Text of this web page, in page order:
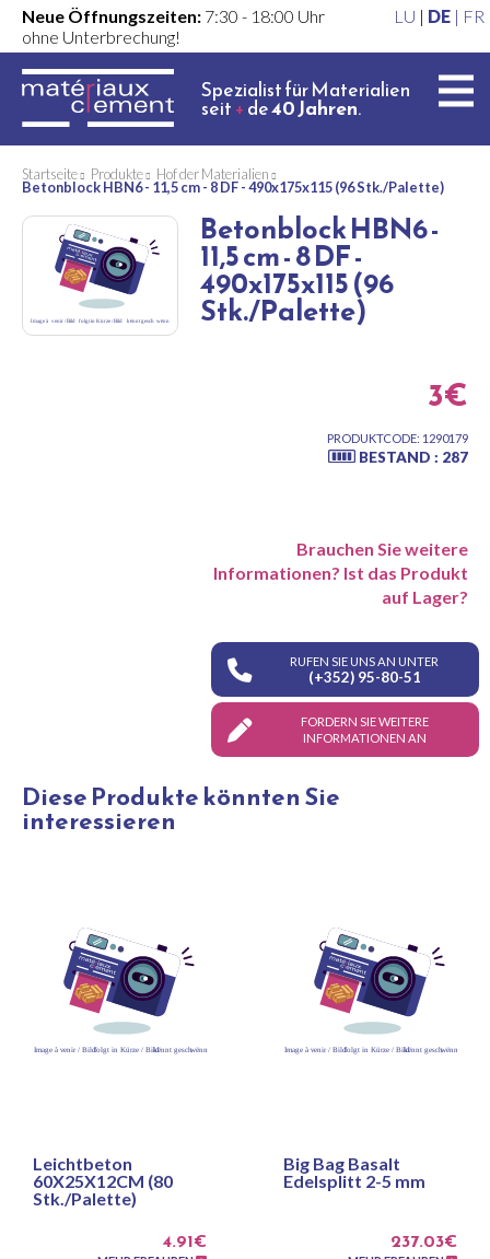
Neue Öffnungszeiten: 7:30 - 18:00 Uhr
ohne Unterbrechung!
LU | DE | FR
Spezialist für Materialien
seit+de40 Jahren.
Startseite Produkte Hof der Materialien
Betonblock HBN6 - 11,5 cm - 8 DF - 490x175x115 (96 Stk./Palette)
Betonblock HBN6 -
11,5 cm - 8 DF -
490x175x115 (96
Stk./Palette)
3€
PRODUKTCODE: 1290179
BESTAND : 287
Brauchen Sie weitere
Informationen? Ist das Produkt
auf Lager?
RUFEN SIE UNS AN UNTER
(+352) 95-80-51
FORDERN SIE WEITERE
INFORMATIONEN AN
Diese Produkte könnten Sie
interessieren
Leichtbeton
60X25X12CM (80
Stk./Palette)
4.91€
Big Bag Basalt
Edelsplitt 2-5 mm
237.03€